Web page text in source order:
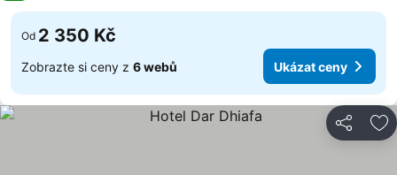
Od 2 350 Kč
Zobrazte si ceny z 6 webů Ukázat ceny
Sdílet